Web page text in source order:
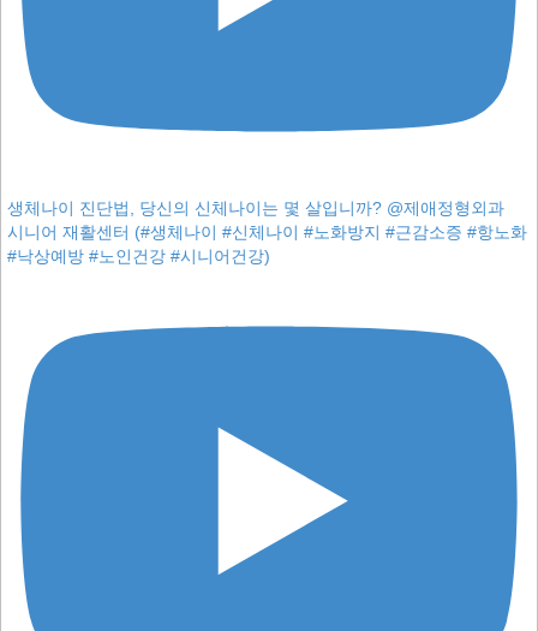
생체나이 진단법, 당신의 신체나이는 몇 살입니까? @제애정형외과
시니어 재활센터 (#생체나이 #신체나이 #노화방지 #근감소증 #항노화
#낙상예방 #노인건강 #시니어건강)